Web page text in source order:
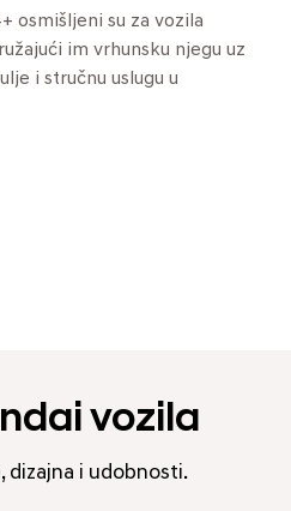
osmišljeni su za vozila
im vrhunsku njegu uz
i stručnu uslugu u
vozila
dizajna i udobnosti.